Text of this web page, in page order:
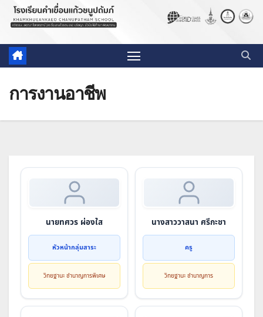
การงานอาชีพ
นายทศวร ผ่องใส
หัวหน้ากลุ่มสาระ
วิทยฐานะ ชำนาญการพิเศษ
นางสาววาสนา ศรีกะชา
ครู
วิทยฐานะ ชำนาญการ